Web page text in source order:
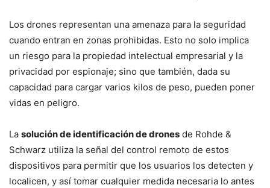
Los drones representan una amenaza para la seguridad
cuando entran en zonas prohibidas. Esto no solo implica
un riesgo para la propiedad intelectual empresarial y la
privacidad por espionaje; sino que también, dada su
capacidad para cargar varios kilos de peso, pueden poner
vidas en peligro.
La solución de identificación de drones de Rohde &
Schwarz utiliza la señal del control remoto de estos
dispositivos para permitir que los usuarios los detecten y
localicen, y así tomar cualquier medida necesaria lo antes